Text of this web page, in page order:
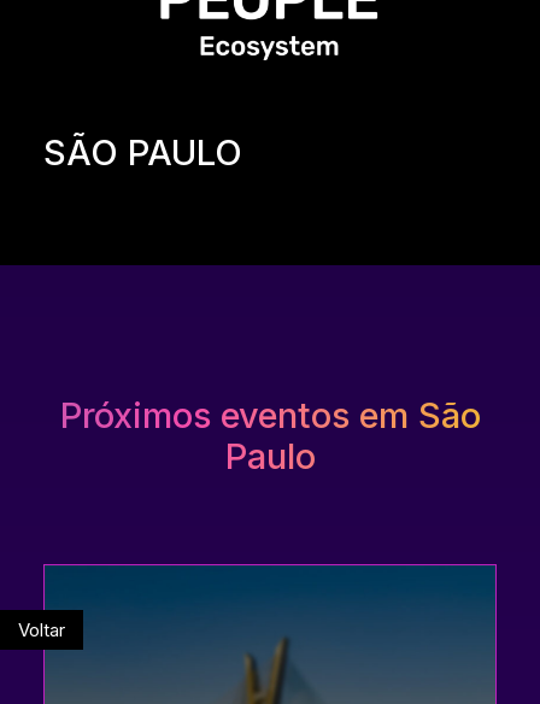
SÃO PAULO
Próximos eventos em São
Paulo
Voltar